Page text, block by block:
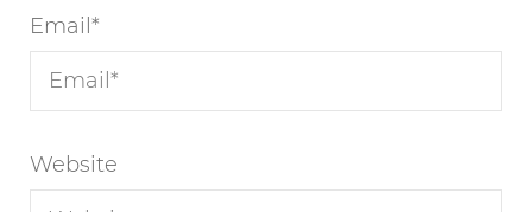
Email *
Website